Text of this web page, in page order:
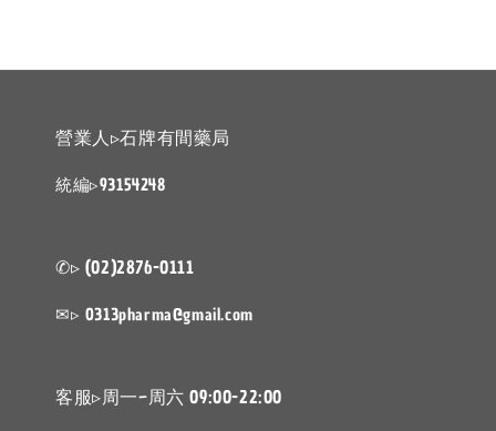
營業人▹石牌有間藥局
統編▹93154248
✆▹ (02)2876-0111
✉▹ 0313pharma@gmail.com
客服▹周一~周六 09:00-22:00